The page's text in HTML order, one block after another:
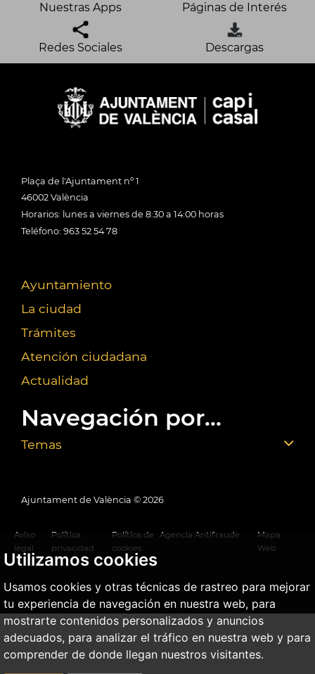
Utilizamos cookies
Usamos cookies y otras técnicas de rastreo para mejorar
tu experiencia de navegación en nuestra web, para
mostrarte contenidos personalizados y anuncios
adecuados, para analizar el tráfico en nuestra web y para
comprender de donde llegan nuestros visitantes.
Nuestras Apps Páginas de Interés
Redes Sociales Descargas
Plaça de l'Ajuntament nº 1
46002 València
Horarios: lunes a viernes de 8:30 a 14:00 horas
Teléfono: 963 52 54 78
Ayuntamiento
La ciudad
Trámites
Atención ciudadana
Actualidad
Navegación por...
Temas
Ajuntament de València © 2026
Aviso
legal
Política
privacidad
Política de
cookies
Agencia Antifraude
Mapa
Web